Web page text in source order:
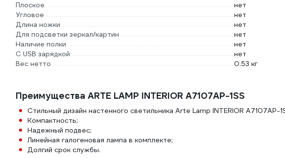
Плоское
нет
Угловое
нет
Длина ножки
нет
Для подсветки зеркал/картин
нет
Наличие полки
нет
С USB зарядкой
нет
Вес нетто
0.53 кг
Преимущества ARTE LAMP INTERIOR A7107AP-1SS
Стильный дизайн настенного светильника Arte Lamp INTERIOR A7107AP-
Компактность;
Надежный подвес;
Линейная галогеновая лампа в комплекте;
Долгий срок службы.